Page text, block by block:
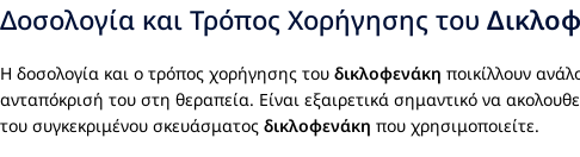
Δοσολογία και Τρόπος Χορήγησης του
Η δοσολογία και ο τρόπος χορήγησης του δικλοφενάκη ποικίλλουν
ανταπόκρισή του στη θεραπεία. Είναι εξαιρετικά σημαντικό να
του συγκεκριμένου σκευάσματος δικλοφενάκη που χρησιμοποιείτε.